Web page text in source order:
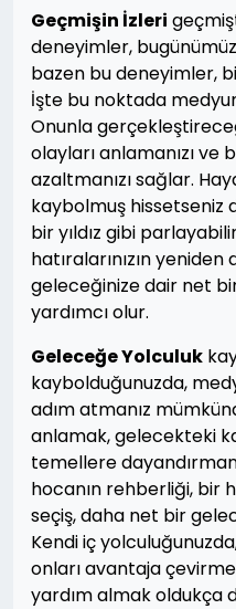
Geçmişin İzleri
deneyimler,
bazen bu deneyimler,
İşte bu noktada
Onunla
olayları anlamanızı ve
azaltmanızı sağlar.
kaybolmuş hissetseniz
bir yıldız gibi
hatıralarınızın
geleceğinize dair net
yardımcı olur.
Geleceğe Yolculuk
kaybolduğunuzda,
adım atmanız
anlamak, gelecekteki
temellere
hocanın rehberliği, bir
seçiş, daha net bir
Kendi iç
onları avantaja
yardım almak oldukça